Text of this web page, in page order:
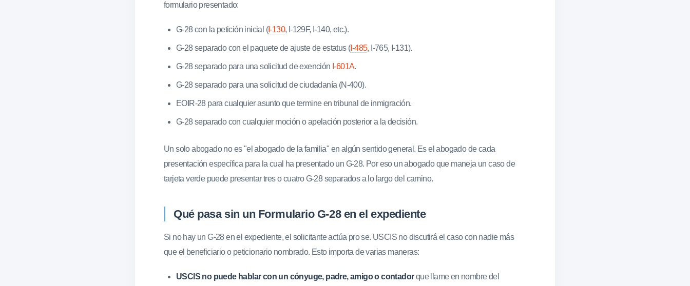
formulario presentado:
G-28 con la petición inicial (I-130, I-129F, I-140, etc.).
G-28 separado con el paquete de ajuste de estatus (I-485, I-765, I-131).
G-28 separado para una solicitud de exención I-601A.
G-28 separado para una solicitud de ciudadanía (N-400).
EOIR-28 para cualquier asunto que termine en tribunal de inmigración.
G-28 separado con cualquier moción o apelación posterior a la decisión.
Un solo abogado no es "el abogado de la familia" en algún sentido general. Es el abogado de cada
presentación específica para la cual ha presentado un G-28. Por eso un abogado que maneja un caso de
tarjeta verde puede presentar tres o cuatro G-28 separados a lo largo del camino.
Qué pasa sin un Formulario G-28 en el expediente
Si no hay un G-28 en el expediente, el solicitante actúa pro se. USCIS no discutirá el caso con nadie más
que el beneficiario o peticionario nombrado. Esto importa de varias maneras:
USCIS no puede hablar con un cónyuge, padre, amigo o contadorque llame en nombre del